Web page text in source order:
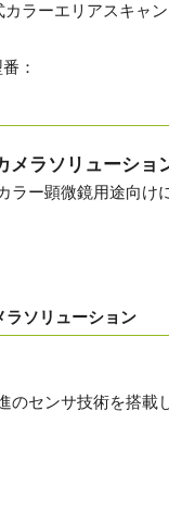
ラーエリアスキャン
：
メラソリューショ
ラー顕微鏡用途向け
ソリューション
のセンサ技術を搭載